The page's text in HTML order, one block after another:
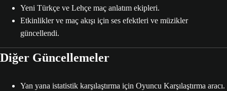
Yeni Türkçe ve Lehçe maç anlatım ekipleri.
Etkinlikler ve maç akışı için ses efektleri ve müzikler
güncellendi.
Diğer Güncellemeler
Yan yana istatistik karşılaştırma için Oyuncu Karşılaştırma aracı.